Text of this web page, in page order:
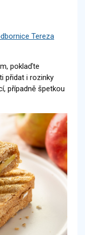
Tereza
poklaďte
přidat i rozinky
případně špetkou